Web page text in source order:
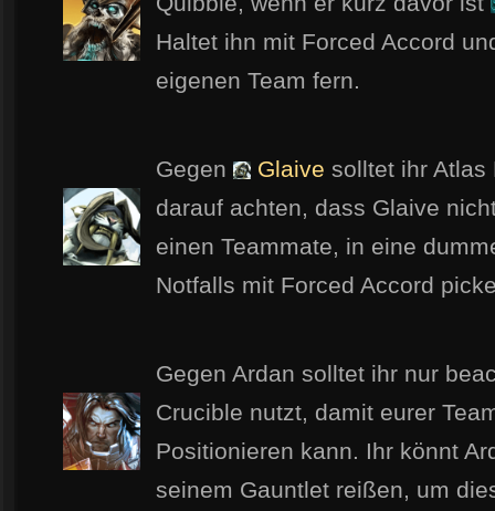
Haltet ihn mit Forced Accord
eigenen Team fern.
Gegen Glaive solltet ihr Atlas
darauf achten, dass Glaive
einen Teammate, in eine
Notfalls mit Forced Accord
Gegen Ardan solltet ihr nur
Crucible nutzt, damit eurer
Positionieren kann. Ihr könnt
seinem Gauntlet reißen, um